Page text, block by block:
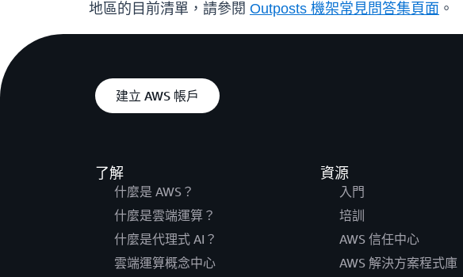
地區的目前清單，請參閱 Outposts 機架常見問答集頁面 。
建立 AWS 帳戶
了解
什麼是 AWS？
什麼是雲端運算？
什麼是代理式 AI？
雲端運算概念中心
資源
入門
培訓
AWS 信任中心
AWS 解決方案程式庫